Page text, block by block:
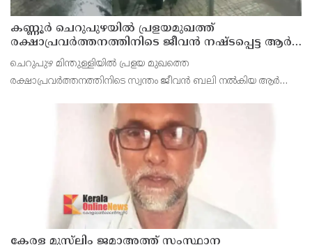
കണ്ണൂർ ചെറുപുഴയിൽ പ്രളയമുഖത്ത്
രക്ഷാപ്രവർത്തനത്തിനിടെ ജീവൻ നഷ്ടപ്പെട്ട ആർ.
രാജേഷിൻ്റെ ഭൗതിക ശരീരത്തോട് അനാദരവ്
കാണിച്ചതായി ആരോപണം
ചെറുപുഴ മിന്തുള്ളിയിൽ പ്രളയ മുഖത്തെ
രക്ഷാപ്രവർത്തനത്തിനിടെ സ്വന്തം ജീവൻ ബലി നൽകിയ ആർ
മൃതദേഹം തിരുവനന്തപുരത്തെ
കേരള മുസ്‌ലിം ജമാഅത്ത് സംസ്ഥാന